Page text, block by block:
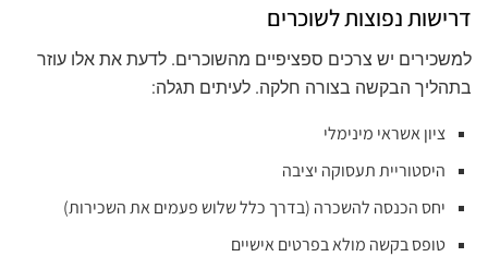
דרישות נפוצות לשוכרים
למשכירים יש צרכים ספציפיים מהשוכרים. לדעת את אלו עוזר
בתהליך הבקשה בצורה חלקה. לעיתים תגלה:
ציון אשראי מינימלי
היסטוריית תעסוקה יציבה
יחס הכנסה להשכרה (בדרך כלל שלוש פעמים את השכירות)
טופס בקשה מולא בפרטים אישיים